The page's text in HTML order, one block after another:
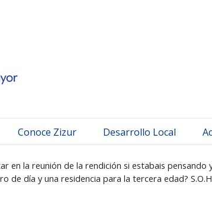
Conoce Zizur Desarrollo Local
en la reunión de la rendición si estabais
de día y una residencia para la tercera edad?